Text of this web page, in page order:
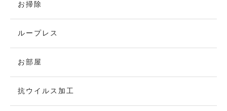
お掃除
ループレス
お部屋
抗ウイルス加工